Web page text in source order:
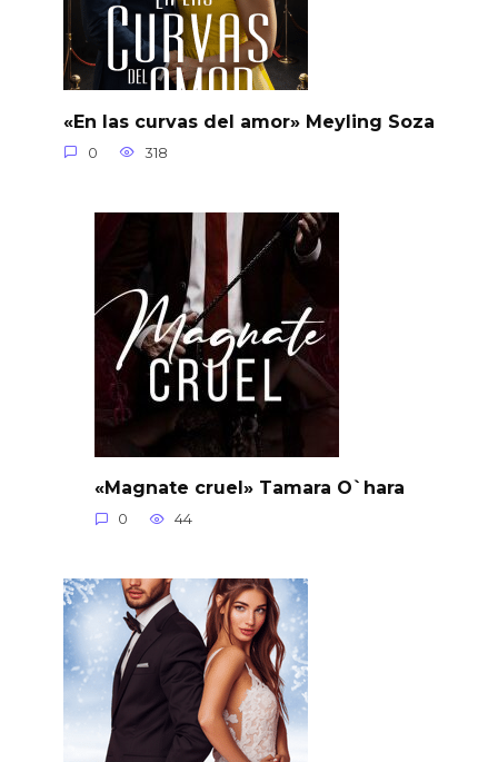
«En las curvas del amor» Meyling Soza
0 318
«Magnate cruel» Tamara O`hara
0 44